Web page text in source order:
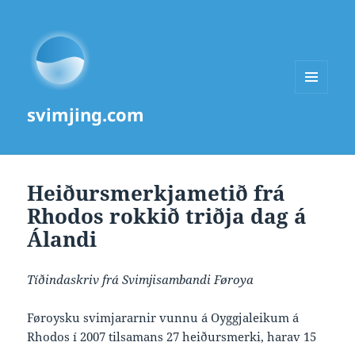
svimjing.com
Heiðursmerkjametið frá
Rhodos rokkið triðja dag á
Álandi
Tíðindaskriv frá Svimjisambandi Føroya
Føroysku svimjararnir vunnu á Oyggjaleikum á
Rhodos í 2007 tilsamans 27 heiðursmerki, harav 15